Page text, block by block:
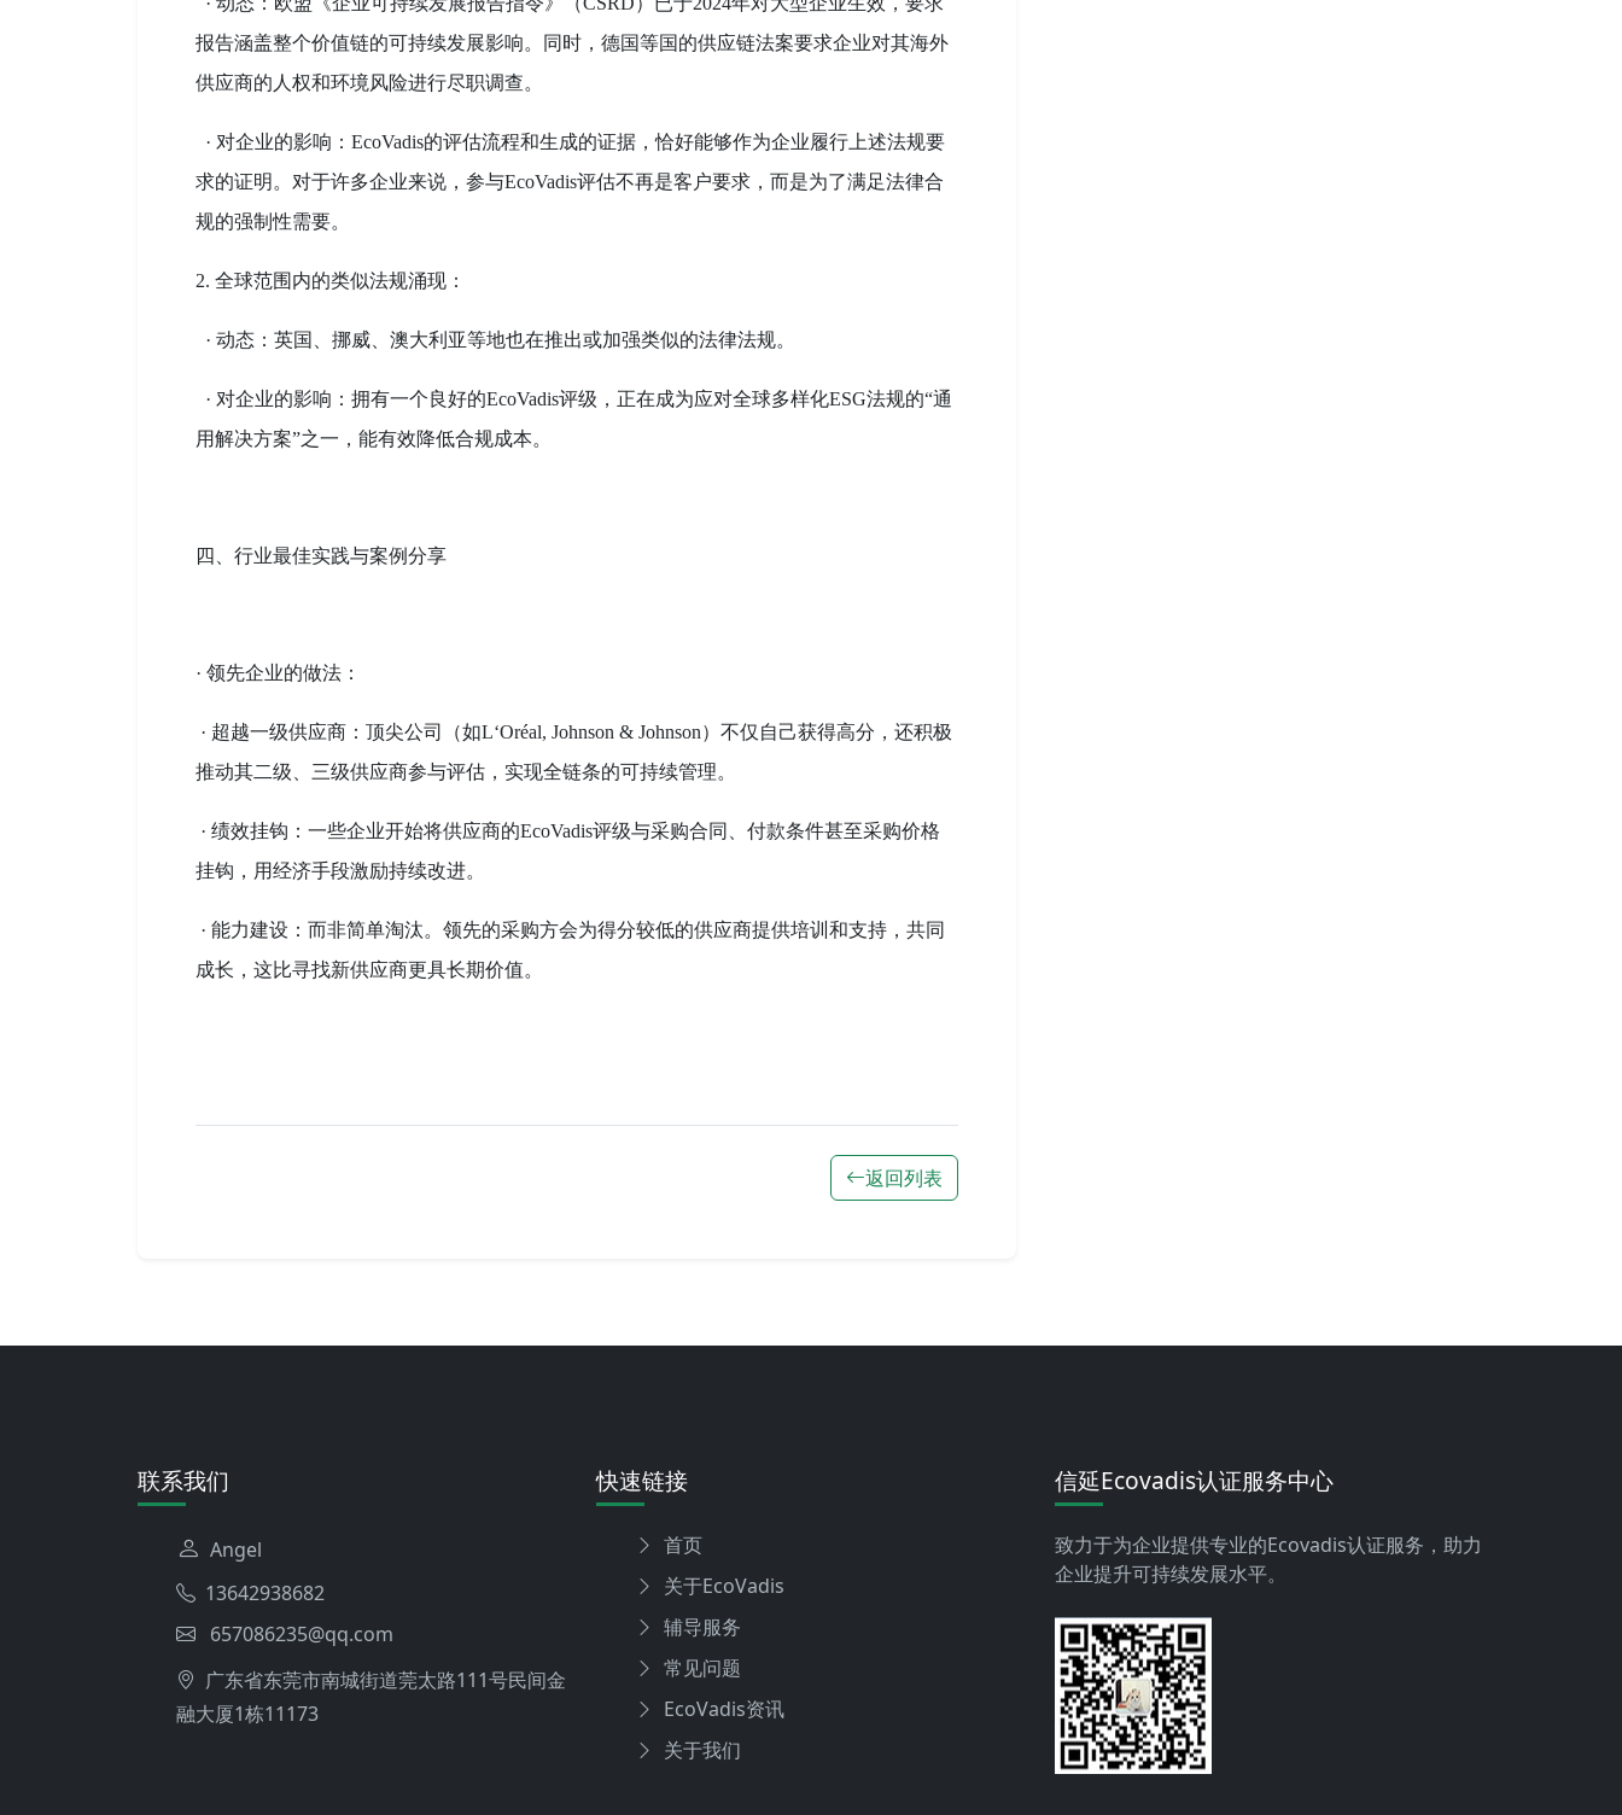
报告涵盖整个价值链的可持续发展影响。同时，德国等国的供应链法案要求企业对其海外
供应商的人权和环境风险进行尽职调查。
· 对企业的影响：EcoVadis的评估流程和生成的证据，恰好能够作为企业履行上述法规要
求的证明。对于许多企业来说，参与EcoVadis评估不再是客户要求，而是为了满足法律合
规的强制性需要。
2. 全球范围内的类似法规涌现：
· 动态：英国、挪威、澳大利亚等地也在推出或加强类似的法律法规。
· 对企业的影响：拥有一个良好的EcoVadis评级，正在成为应对全球多样化ESG法规的“通
用解决方案”之一，能有效降低合规成本。
四、行业最佳实践与案例分享
· 领先企业的做法：
· 超越一级供应商：顶尖公司（如L‘Oréal, Johnson & Johnson）不仅自己获得高分，还积极
推动其二级、三级供应商参与评估，实现全链条的可持续管理。
· 绩效挂钩：一些企业开始将供应商的EcoVadis评级与采购合同、付款条件甚至采购价格
挂钩，用经济手段激励持续改进。
· 能力建设：而非简单淘汰。领先的采购方会为得分较低的供应商提供培训和支持，共同
成长，这比寻找新供应商更具长期价值。
返回列表
联系我们
Angel
13642938682
657086235@qq.com
广东省东莞市南城街道莞太路111号民间金
融大厦1栋11173
快速链接
首页
关于EcoVadis
辅导服务
常见问题
EcoVadis资讯
关于我们
信延Ecovadis认证服务中心
致力于为企业提供专业的Ecovadis认证服务，助力
企业提升可持续发展水平。